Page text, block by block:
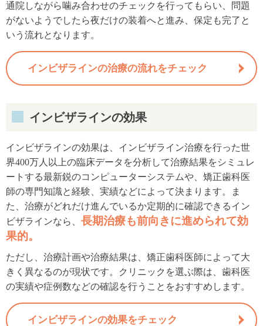
通院しながら噛み合わせのチェックを行ってもらい、問題
がないようでしたら夜だけの装着へと進み、保定も完了と
いう流れとなります。
インビザラインの治療の流れをチェック
インビザラインの効果
インビザラインの効果は、インビザライン治療を行った世
界400万人以上の臨床データを分析して治療結果をシミュレ
ートする最新鋭のコンピューターシステムや、矯正歯科医
師の専門知識と経験、実績などによって決まります。ま
た、治療がどれだけ進んでいるか定期的に確認できるイン
ビザラインなら、 長期治療も前向きに進められて効
果的。
ただし、治療計画や治療結果は、矯正歯科医師によって大
きく異なるのが現状です。クリニックを選ぶ際は、歯科医
の実績や症例数などの確認を行うことをおすすめします。
インビザラインの効果をチェック